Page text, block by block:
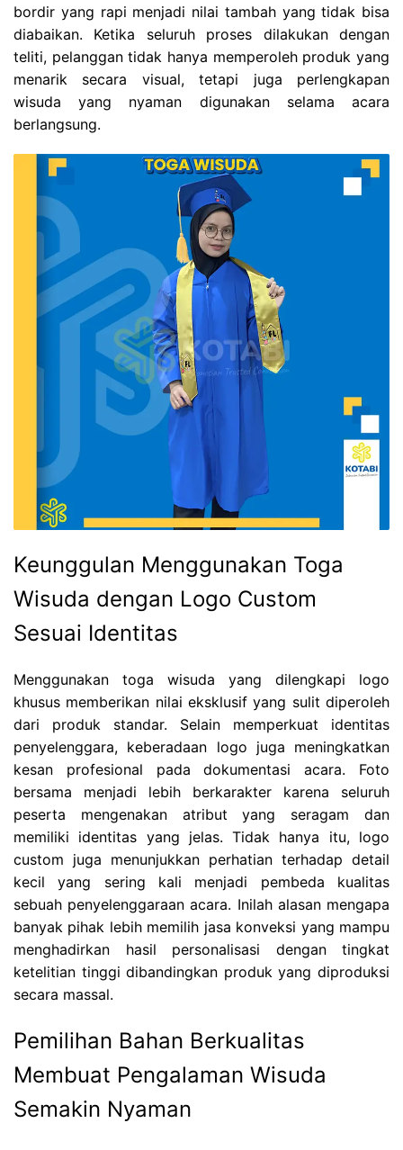
bordir yang rapi menjadi nilai tambah yang tidak bisa
diabaikan. Ketika seluruh proses dilakukan dengan
teliti, pelanggan tidak hanya memperoleh produk yang
menarik secara visual, tetapi juga perlengkapan
wisuda yang nyaman digunakan selama acara
berlangsung.
Keunggulan Menggunakan Toga
Wisuda dengan Logo Custom
Sesuai Identitas
Menggunakan toga wisuda yang dilengkapi logo
khusus memberikan nilai eksklusif yang sulit diperoleh
dari produk standar. Selain memperkuat identitas
penyelenggara, keberadaan logo juga meningkatkan
kesan profesional pada dokumentasi acara. Foto
bersama menjadi lebih berkarakter karena seluruh
peserta mengenakan atribut yang seragam dan
memiliki identitas yang jelas. Tidak hanya itu, logo
custom juga menunjukkan perhatian terhadap detail
kecil yang sering kali menjadi pembeda kualitas
sebuah penyelenggaraan acara. Inilah alasan mengapa
banyak pihak lebih memilih jasa konveksi yang mampu
menghadirkan hasil personalisasi dengan tingkat
ketelitian tinggi dibandingkan produk yang diproduksi
secara massal.
Pemilihan Bahan Berkualitas
Membuat Pengalaman Wisuda
Semakin Nyaman